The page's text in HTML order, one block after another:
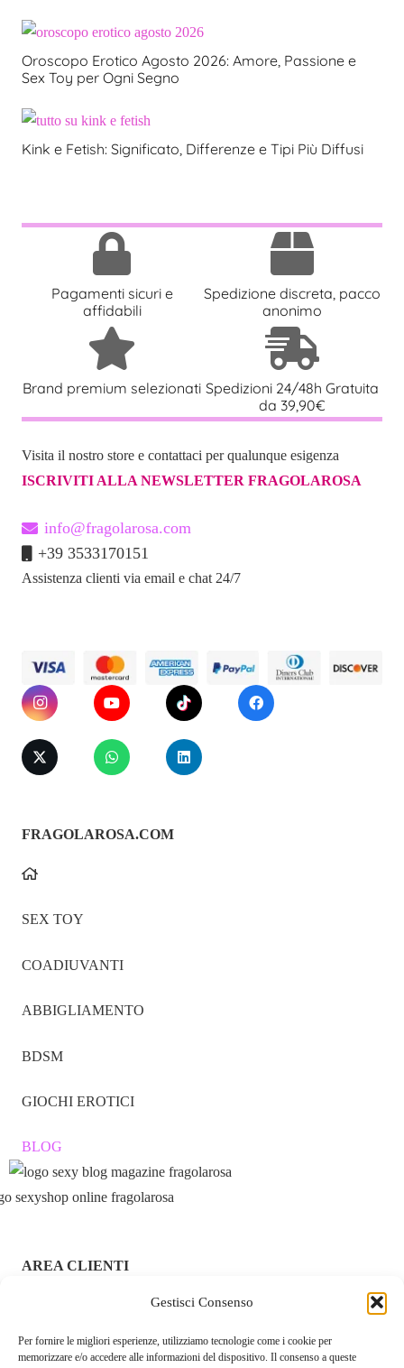
Gestisci Consenso
Per fornire le migliori esperienze, utilizziamo tecnologie come i cookie per
memorizzare e/o accedere alle informazioni del dispositivo. Il consenso a queste
Oroscopo Erotico Agosto 2026: Amore, Passione e
Sex Toy per Ogni Segno
Kink e Fetish: Significato, Differenze e Tipi Più Diffusi
Pagamenti sicuri e
affidabili
Spedizione discreta, pacco
anonimo
Brand premium selezionati Spedizioni 24/48h Gratuita
da 39,90€
Visita il nostro store e contattaci per qualunque esigenza
ISCRIVITI ALLA NEWSLETTER FRAGOLAROSA
info@fragolarosa.com
+39 3533170151
Assistenza clienti via email e chat 24/7
FRAGOLAROSA.COM
SEX TOY
COADIUVANTI
ABBIGLIAMENTO
BDSM
GIOCHI EROTICI
BLOG
AREA CLIENTI
ACCEDI / REGISTRATI
CHI SIAMO – FRAGOLAROSA | SEXY SHOP ONLINE
ITALIANO SICURO E DISCRETO